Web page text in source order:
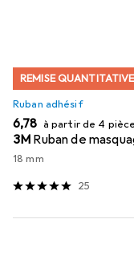
REMISE QUANTITATIVE
Ruban adhésif
EUR
6,78 à partir de 4
3M Ruban de
18 mm
25